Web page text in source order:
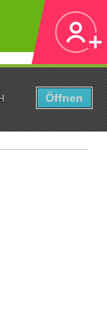
Öffnen